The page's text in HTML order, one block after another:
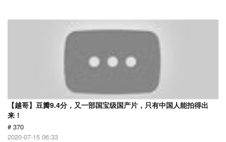
【越哥】豆瓣9.4分，又一部国宝级国产片，只有中国人能拍得出
来！
# 370
2020-07-15 06:33